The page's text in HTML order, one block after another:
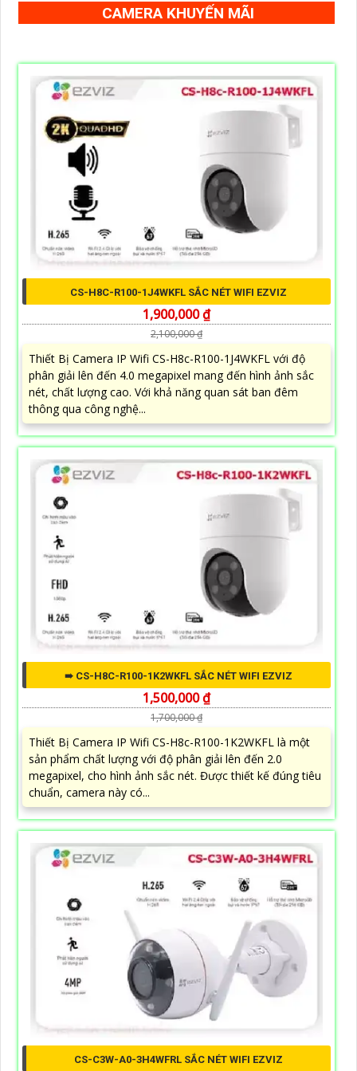
CAMERA KHUYẾN MÃI
CS-H8C-R100-1J4WKFL SẮC NÉT WIFI EZVIZ
1,900,000 ₫
2,100,000 ₫
Thiết Bị Camera IP Wifi CS-H8c-R100-1J4WKFL với độ
phân giải lên đến 4.0 megapixel mang đến hình ảnh sắc
nét, chất lượng cao. Với khả năng quan sát ban đêm
thông qua công nghệ...
➠ CS-H8C-R100-1K2WKFL SẮC NÉT WIFI EZVIZ
1,500,000 ₫
1,700,000 ₫
Thiết Bị Camera IP Wifi CS-H8c-R100-1K2WKFL là một
sản phẩm chất lượng với độ phân giải lên đến 2.0
megapixel, cho hình ảnh sắc nét. Được thiết kế đúng tiêu
chuẩn, camera này có...
CS-C3W-A0-3H4WFRL SẮC NÉT WIFI EZVIZ